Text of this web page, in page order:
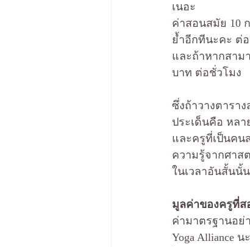
เนอะ
ค่าสอนสมัย 10
ย้ำอีกทีนะคะ ต่
และถ้าหากสาม
บาท ต่อชั่วโมง
ซึ่งถ้าวางตารา
ประเด็นคือ หล
และครูที่เป็นคน
ความรู้จากศาส
ในเวลาอันสั้นนั้
มูลค่าของครูที่ส
ค่ามาตรฐานอย่
Yoga Alliance